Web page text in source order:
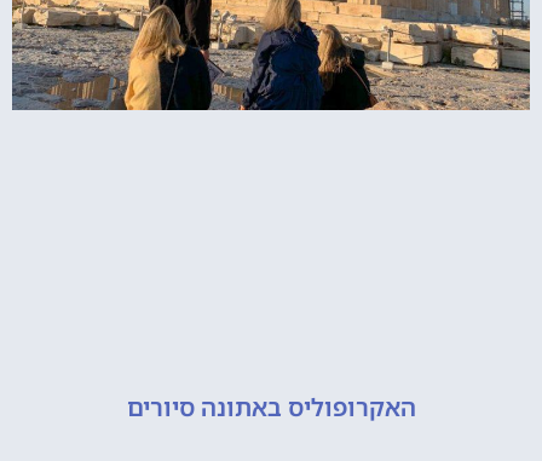
האקרופוליס באתונה סיורים